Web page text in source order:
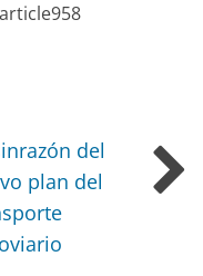
del
plan del